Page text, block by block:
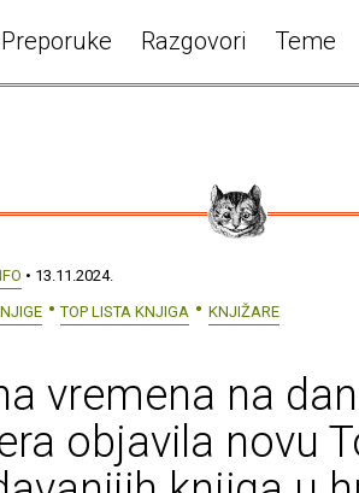
Preporuke Razgovori Teme
• 13.11.2024.
TOP LISTA KNJIGA KNJIŽARE
vremena na
objavila novu